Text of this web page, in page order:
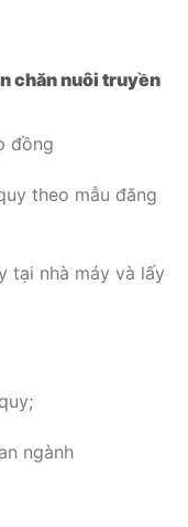
chăn nuôi truyền
đồng
theo mẫu đăng
tại nhà máy và lấy
ngành